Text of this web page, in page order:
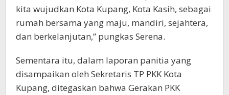
kita wujudkan Kota Kupang, Kota Kasih, sebagai
rumah bersama yang maju, mandiri, sejahtera,
dan berkelanjutan,” pungkas Serena.
Sementara itu, dalam laporan panitia yang
disampaikan oleh Sekretaris TP PKK Kota
Kupang, ditegaskan bahwa Gerakan PKK